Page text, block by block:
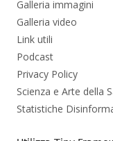
Galleria immagini
Galleria video
Link utili
Podcast
Privacy Policy
Scienza e Arte della
Statistiche